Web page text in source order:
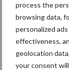
process the
browsing data,
personalized
effectiveness,
geolocation
your consent will